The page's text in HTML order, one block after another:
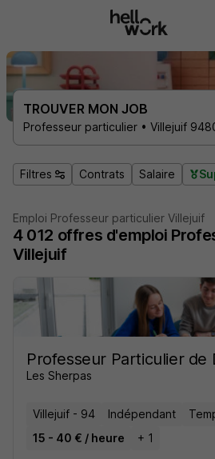
TROUVER MON JOB
Professeur particulier • Villejuif
Filtres Contrats Salaire
Emploi Professeur particulier Villejuif
4 012 offres d'emploi
Villejuif
Professeur Particulier de
Les Sherpas
Villejuif - 94 Indépendant
15 - 40 € / heure
+ 1